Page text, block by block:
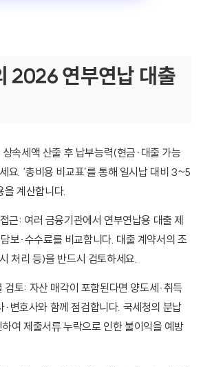
2026 연부연납 대출
속세액 산출 후 납부능력(현금·대출 가능
요. ‘총비용 비교표’를 통해 일시납 대비 3~5
을 계산합니다.
근: 여러 금융기관에서 연부연납용 대출 제
보·수수료를 비교합니다. 대출 계약서의 조
처리 등)을 반드시 검토하세요.
검토: 자산 매각이 포함된다면 양도세·취득
·변호사와 함께 점검합니다. 국세청의 분납
여 제출서류 누락으로 인한 불이익을 예방